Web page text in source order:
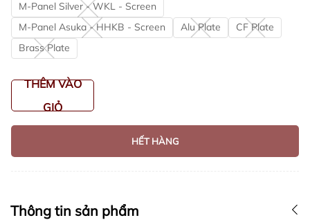
M-Panel Silver - WKL - Screen
M-Panel Asuka - HHKB - Screen
Alu Plate
CF Plate
Brass Plate
THÊM VÀO
GIỎ
HẾT HÀNG
Thông tin sản phẩm